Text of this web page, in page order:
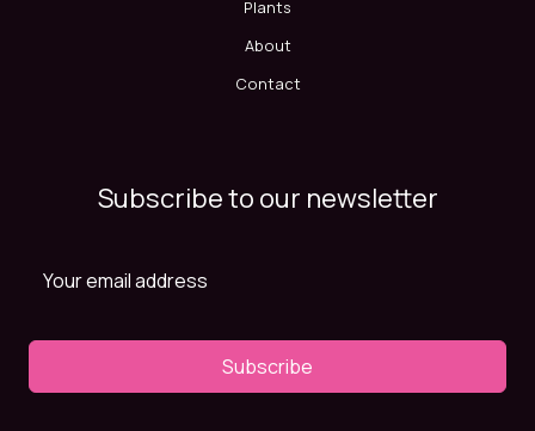
Plants
About
Contact
Subscribe to our newsletter
Subscribe